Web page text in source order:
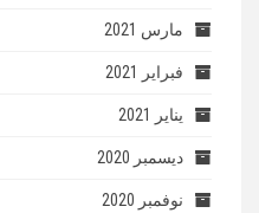
مارس 2021
فبراير 2021
يناير 2021
ديسمبر 2020
نوفمبر 2020